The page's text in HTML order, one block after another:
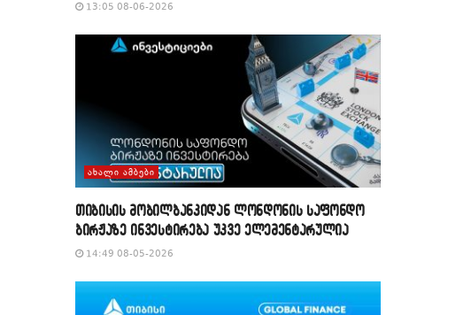
13:05 08-06-2026
ᲐᲮᲐᲚᲘ ᲐᲛᲑᲔᲑᲘ
თიბისის მობილბანკიდან ლონდონის საფონდო
ბირჟაზე ინვესტირება უკვე ელემენტარულია
14:49 08-05-2026